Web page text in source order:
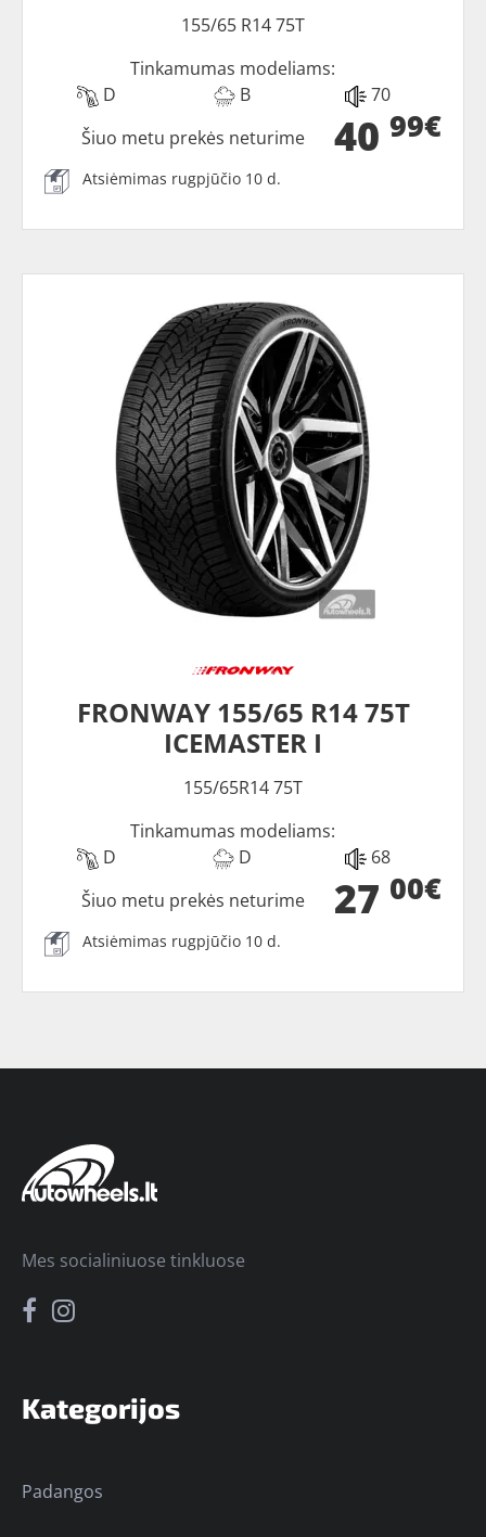
155/65 R14 75T
Tinkamumas modeliams:
D
B 70
40 99€
Šiuo metu prekės neturime
Atsiėmimas rugpjūčio 10 d.
FRONWAY 155/65 R14 75T
ICEMASTER I
155/65R14 75T
Tinkamumas modeliams:
D
D 68
27 00€
Šiuo metu prekės neturime
Atsiėmimas rugpjūčio 10 d.
Kategorijos
Padangos
Mes socialiniuose tinkluose